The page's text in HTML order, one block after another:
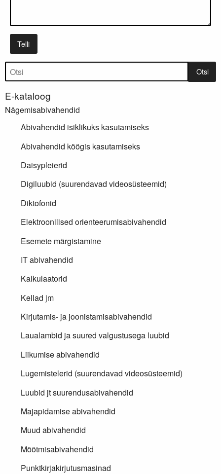
Telli
Tootepuu Otsi
E-kataloog
Nägemisabivahendid
Abivahendid isiklikuks kasutamiseks
Abivahendid köögis kasutamiseks
Daisypleierid
Digiluubid (suurendavad videosüsteemid)
Diktofonid
Elektroonilised orienteerumisabivahendid
Esemete märgistamine
IT abivahendid
Kalkulaatorid
Kellad jm
Kirjutamis- ja joonistamisabivahendid
Laualambid ja suured valgustusega luubid
Liikumise abivahendid
Lugemistelerid (suurendavad videosüsteemid)
Luubid jt suurendusabivahendid
Majapidamise abivahendid
Muud abivahendid
Mõõtmisabivahendid
Punktkirjakirjutusmasinad